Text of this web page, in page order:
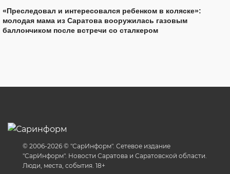
«Преследовал и интересовался ребенком в коляске»:
молодая мама из Саратова вооружилась газовым
баллончиком после встречи со сталкером
© 2006-2026 © "СарИнформ". Сетевое издание
"СарИнформ". Новости Саратова и Саратовской области.
Люди, места, события. 18+